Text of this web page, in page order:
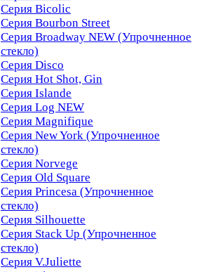
Серия Bicolic
Серия Bourbon Street
Серия Broadway NEW (Упрочненное
стекло)
Серия Disco
Серия Hot Shot, Gin
Серия Islande
Серия Log NEW
Серия Magnifique
Серия New York (Упрочненное
стекло)
Серия Norvege
Серия Old Square
Серия Princesa (Упрочненное
стекло)
Серия Silhouette
Серия Stack Up (Упрочненное
стекло)
Серия V.Juliette